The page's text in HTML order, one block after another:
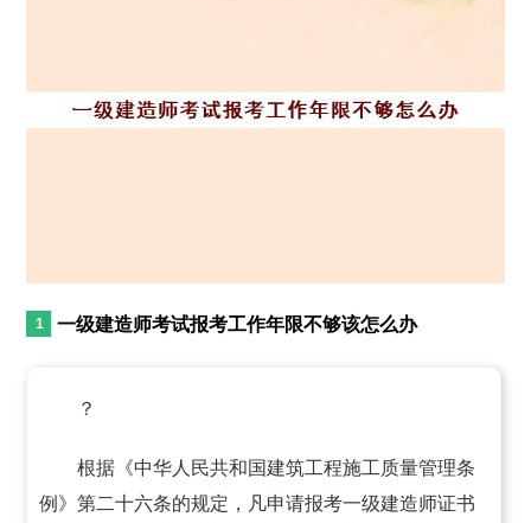
一级建造师考试报考工作年限不够该怎么办
？
根据《中华人民共和国建筑工程施工质量管理条
例》第二十六条的规定，凡申请报考一级建造师证书